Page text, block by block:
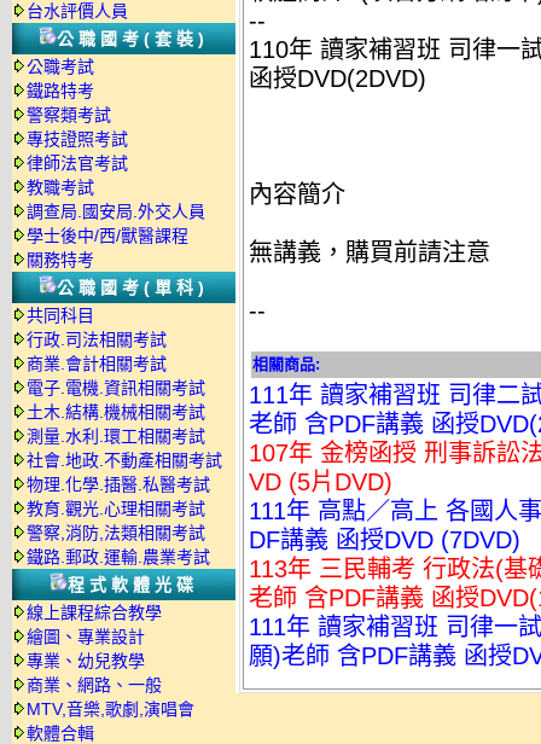
台水評價人員
公職國考(套裝)
公職考試
鐵路特考
警察類考試
專技證照考試
律師法官考試
教職考試
調查局.國安局.外交人員
學士後中/西/獸醫課程
關務特考
公職國考(單科)
共同科目
行政.司法相關考試
商業.會計相關考試
電子.電機.資訊相關考試
土木.結構.機械相關考試
測量.水利.環工相關考試
社會.地政.不動產相關考試
物理.化學.插醫.私醫考試
教育.觀光.心理相關考試
警察,消防,法類相關考試
鐵路.郵政.運輸.農業考試
程式軟體光碟
線上課程綜合教學
繪圖、專業設計
專業、幼兒教學
商業、網路、一般
MTV,音樂,歌劇,演唱會
軟體合輯
--
110年 讀家補習班 司律一
函授DVD(2DVD)
內容簡介
無講義，購買前請注意
--
相關商品:
111年 讀家補習班 司律二
老師 含PDF講義 函授
107年 金榜函授 刑事訴訟
VD (5片DVD)
111年 高點／高上 各國人
DF講義 函授DVD (7DVD)
113年 三民輔考 行政法(基
老師 含PDF講義 函授
111年 讀家補習班 司律一
願)老師 含PDF講義 函授